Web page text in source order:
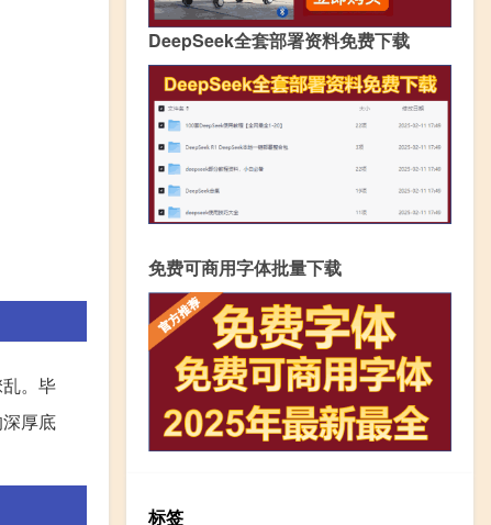
。毕
厚底
DeepSeek全套部署资料免费下载
免费可商用字体批量下载
标签